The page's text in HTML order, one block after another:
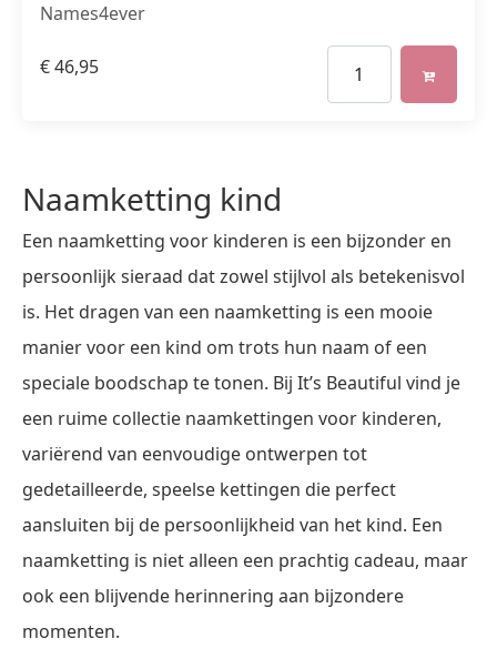
Names4ever
€46,95
Naamketting kind
Een naamketting voor kinderen is een bijzonder en
persoonlijk sieraad dat zowel stijlvol als betekenisvol
is. Het dragen van een naamketting is een mooie
manier voor een kind om trots hun naam of een
speciale boodschap te tonen. Bij It’s Beautiful vind je
een ruime collectie naamkettingen voor kinderen,
variërend van eenvoudige ontwerpen tot
gedetailleerde, speelse kettingen die perfect
aansluiten bij de persoonlijkheid van het kind. Een
naamketting is niet alleen een prachtig cadeau, maar
ook een blijvende herinnering aan bijzondere
momenten.